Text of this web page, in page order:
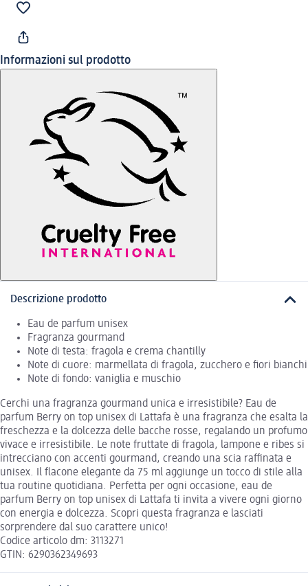
Informazioni sul prodotto
Descrizione prodotto
Eau de parfum unisex
Fragranza gourmand
Note di testa: fragola e crema chantilly
Note di cuore: marmellata di fragola, zucchero e fiori bianchi
Note di fondo: vaniglia e muschio
Cerchi una fragranza gourmand unica e irresistibile? Eau de
parfum Berry on top unisex di Lattafa è una fragranza che esalta la
freschezza e la dolcezza delle bacche rosse, regalando un profumo
vivace e irresistibile. Le note fruttate di fragola, lampone e ribes si
intrecciano con accenti gourmand, creando una scia raffinata e
unisex. Il flacone elegante da 75 ml aggiunge un tocco di stile alla
tua routine quotidiana. Perfetta per ogni occasione, eau de
parfum Berry on top unisex di Lattafa ti invita a vivere ogni giorno
con energia e dolcezza. Scopri questa fragranza e lasciati
sorprendere dal suo carattere unico!
Codice articolo dm: 3113271
GTIN: 6290362349693